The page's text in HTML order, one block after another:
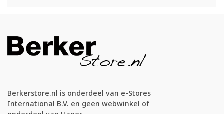
Berkerstore.nl is onderdeel van e-Stores
International B.V. en geen webwinkel of